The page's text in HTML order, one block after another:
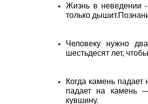
Жизнь в неведении
только
Человеку нужно
шестьдесят лет,
Когда камень
падает на камень
кувшину.